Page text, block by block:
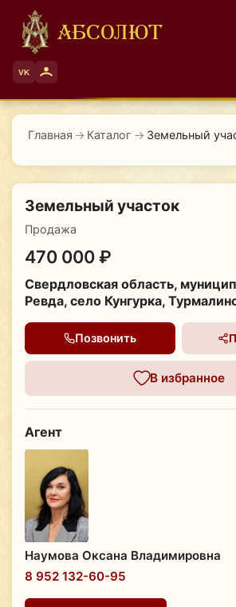
АБСОЛЮТ
VK
Главная → Каталог → Земельный
Земельный участок
Продажа
470 000 ₽
Свердловская область,
Ревда, село Кунгурка,
Позвонить
В избранное
Агент
Наумова Оксана Владимировна
8 952 132-60-95